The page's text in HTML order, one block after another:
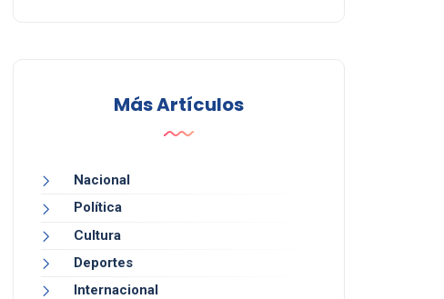
Más Artículos
Nacional
Política
Cultura
Deportes
Internacional